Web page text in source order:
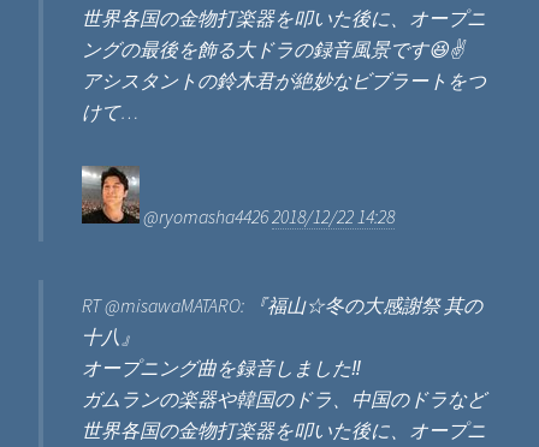
世界各国の金物打楽器を叩いた後に、オープニ
ングの最後を飾る大ドラの録音風景です😆✌️
アシスタントの鈴木君が絶妙なビブラートをつ
けて…
@ryomasha44262018/12/22 14:28
RT @misawaMATARO: 『福山☆冬の大感謝祭 其の
十八』
オープニング曲を録音しました‼️
ガムランの楽器や韓国のドラ、中国のドラなど
世界各国の金物打楽器を叩いた後に、オープニ